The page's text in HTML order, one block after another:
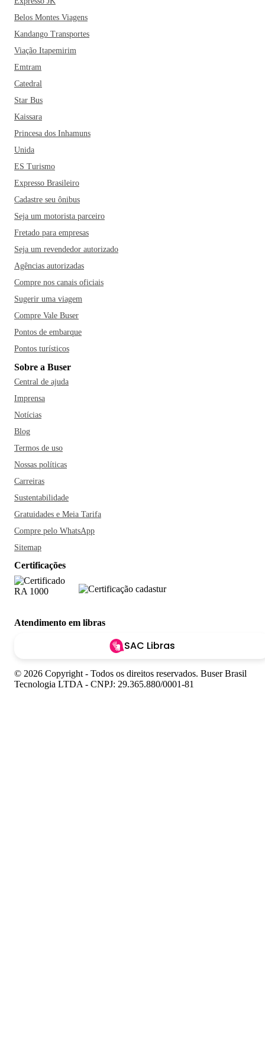
produzidos na área rural da região, como doces e queijos.
Tudo caseiro e bem fresquinho. Huuum!
Se você está planejando uma viagem para Betim, se
programe também para conhecer o Conjunto Arquitetônico
visitantes arte, cultural, religiosidade e lazer para quem o
visita. Ah, e como uma boa cidade mineira, o município
também é famoso pelo artesanato local, que pode ser
apreciado e adquirido no Salão do Encontro. Você deve
encontrar vasos de cerâmica, tapetes, móveis de madeira e
Belos Montes Viagens
Kandango Transportes
Viação Itapemirim
Emtram
Catedral
Star Bus
Kaissara
Princesa dos Inhamuns
Unida
ES Turismo
Expresso Brasileiro
Cadastre seu ônibus
Seja um motorista parceiro
Fretado para empresas
Seja um revendedor autorizado
Agências autorizadas
Compre nos canais oficiais
Sugerir uma viagem
Compre Vale Buser
Pontos de embarque
Pontos turísticos
Sobre a Buser
Central de ajuda
Imprensa
Notícias
Blog
Termos de uso
Nossas políticas
Carreiras
Sustentabilidade
Gratuidades e Meia Tarifa
Compre pelo WhatsApp
Sitemap
Certificações
Atendimento em libras
SAC Libras
© 2026 Copyright - Todos os direitos reservados. Buser Brasil
Tecnologia LTDA - CNPJ: 29.365.880/0001-81